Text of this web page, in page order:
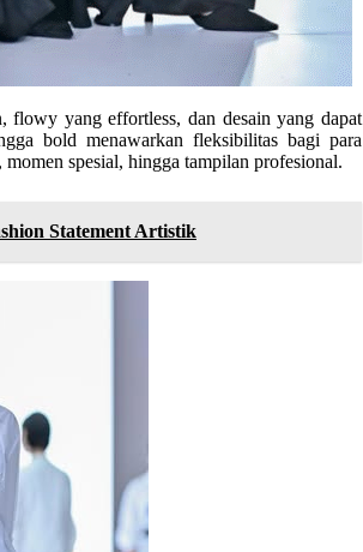
flowy yang effortless, dan desain yang dapat
bold menawarkan fleksibilitas bagi para
spesial, hingga tampilan profesional.
Statement Artistik